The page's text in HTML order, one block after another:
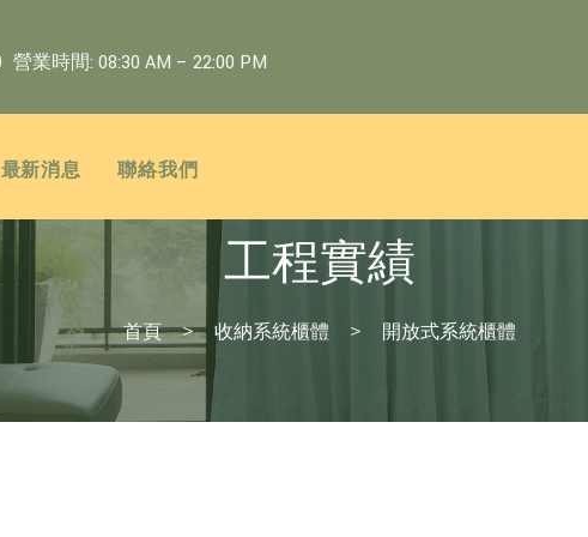
營業時間: 08:30 AM – 22:00 PM
最新消息 聯絡我們
工程實績
首頁 收納系統櫃體 開放式系統櫃體